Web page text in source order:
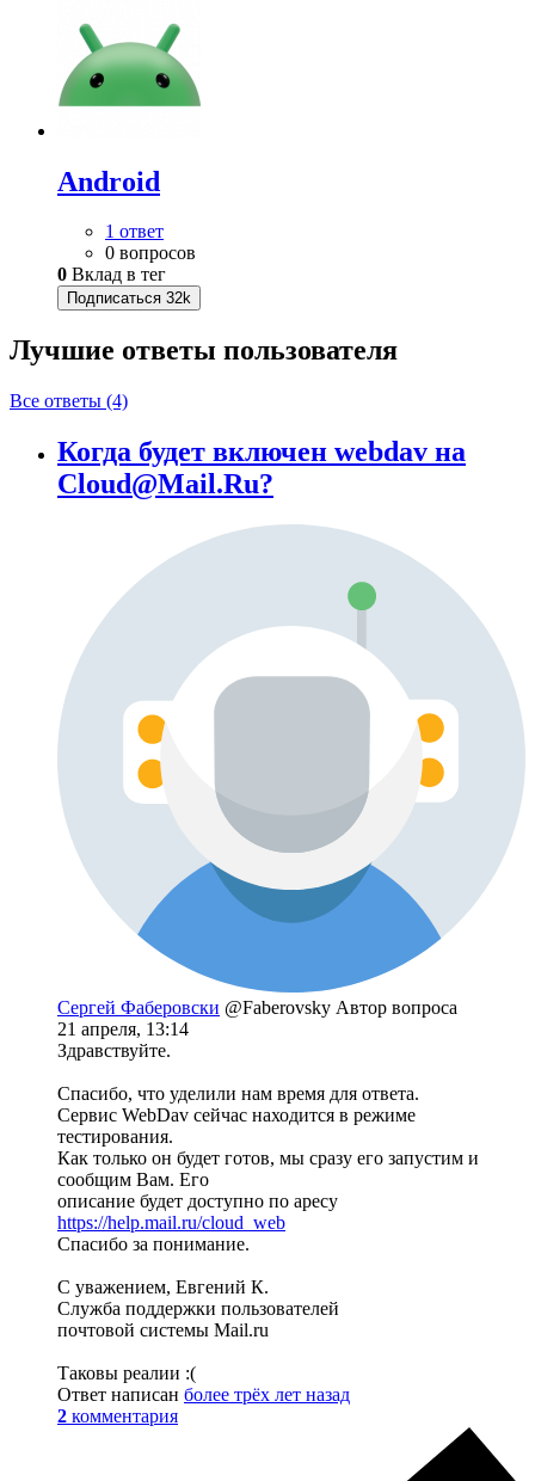
Android
1 ответ
0 вопросов
0 Вклад в тег
Подписаться 32k
Лучшие ответы пользователя
Все ответы (4)
Когда будет включен webdav на
Cloud@Mail.Ru?
Сергей Фаберовски @Faberovsky Автор вопроса
21 апреля, 13:14
Здравствуйте.
Спасибо, что уделили нам время для ответа.
Сервис WebDav сейчас находится в режиме
тестирования.
Как только он будет готов, мы сразу его запустим и
сообщим Вам. Его
описание будет доступно по аресу
https://help.mail.ru/cloud_web
Спасибо за понимание.
С уважением, Евгений К.
Служба поддержки пользователей
почтовой системы Mail.ru
Таковы реалии :(
Ответ написан более трёх лет назад
2 комментария